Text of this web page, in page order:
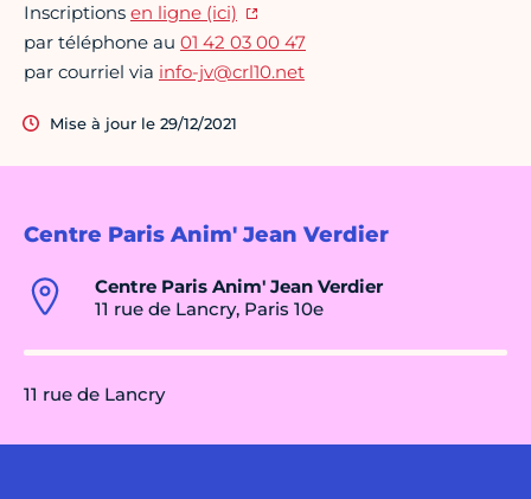
Centre Paris Anim' Jean Verdier
Centre Paris Anim' Jean Verdier
11 rue de Lancry, Paris 10e
11 rue de Lancry
Inscriptions en ligne (ici)
par téléphone au 01 42 03 00 47
par courriel via info-jv@crl10.net
Mise à jour le 29/12/2021